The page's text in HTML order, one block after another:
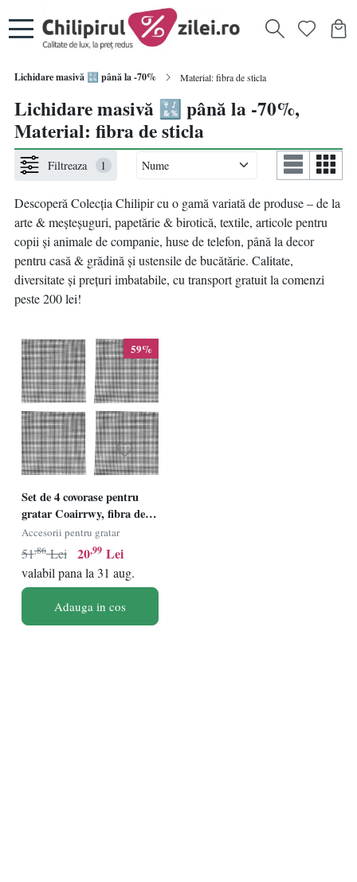
Lichidare masivă 🔣 până la -70% Material: fibra de sticla
Lichidare masivă 🔣 până la -70%,
Material: fibra de sticla
Filtreaza 1
Descoperă Colecția Chilipircu o gamă variată de produse – de la
arte & meșteșuguri, papetărie & birotică, textile, articole pentru
copii și animale de companie, huse de telefon, până la decor
pentru casă & grădină și ustensile de bucătărie. Calitate,
diversitate și prețuri imbatabile, cu transport gratuit la comenzi
peste 200 lei!
59%
Set de 4 covorase pentru
gratar Coairrwy, fibra de
sticla, negru, 40 x 33 cm
Accesorii pentru gratar
20,99 Lei
51,86 Lei
valabil pana la 31 aug.
Adauga in cos